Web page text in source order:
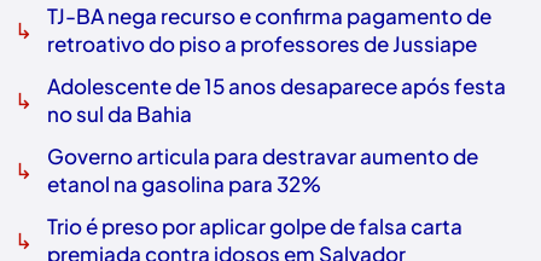
↳
TJ-BA nega recurso e confirma pagamento de
retroativo do piso a professores de Jussiape
↳
Adolescente de 15 anos desaparece após festa
no sul da Bahia
↳
Governo articula para destravar aumento de
etanol na gasolina para 32%
↳
Trio é preso por aplicar golpe de falsa carta
premiada contra idosos em Salvador